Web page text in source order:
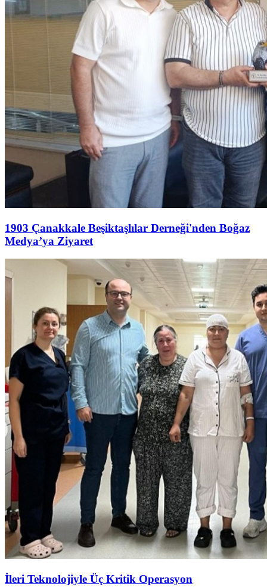
1903 Çanakkale Beşiktaşlılar Derneği'nden Boğaz
Medya’ya Ziyaret
İleri Teknolojiyle Üç Kritik Operasyon